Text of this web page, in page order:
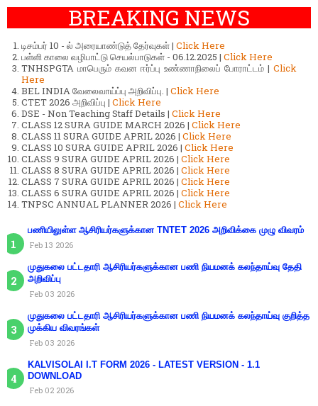
BREAKING NEWS
டிசம்பர் 10 - ல் அரையாண்டுத் தேர்வுகள் | Click Here
பள்ளி காலை வழிபாட்டு செயல்பாடுகள் - 06.12.2025 | Click Here
TNHSPGTA மாபெரும் கவன ஈர்ப்பு உண்ணாநிலைப் போராட்டம் | Click
Here
BEL INDIA வேலைவாய்ப்பு அறிவிப்பு. | Click Here
CTET 2026 அறிவிப்பு | Click Here
DSE - Non Teaching Staff Details | Click Here
CLASS 12 SURA GUIDE MARCH 2026 | Click Here
CLASS 11 SURA GUIDE APRIL 2026 | Click Here
CLASS 10 SURA GUIDE APRIL 2026 | Click Here
CLASS 9 SURA GUIDE APRIL 2026 | Click Here
CLASS 8 SURA GUIDE APRIL 2026 | Click Here
CLASS 7 SURA GUIDE APRIL 2026 | Click Here
CLASS 6 SURA GUIDE APRIL 2026 | Click Here
TNPSC ANNUAL PLANNER 2026 | Click Here
பணியிலுள்ள ஆசிரியர்களுக்கான TNTET 2026 அறிவிக்கை முழு விவரம்
Feb 13 2026
முதுகலை பட்டதாரி ஆசிரியர்களுக்கான பணி நியமனக் கலந்தாய்வு தேதி
அறிவிப்பு
Feb 03 2026
முதுகலை பட்டதாரி ஆசிரியர்களுக்கான பணி நியமனக் கலந்தாய்வு குறித்த
முக்கிய விவரங்கள்
Feb 03 2026
KALVISOLAI I.T FORM 2026 - LATEST VERSION - 1.1
DOWNLOAD
Feb 02 2026